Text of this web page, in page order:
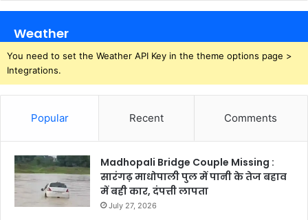
Weather
You need to set the Weather API Key in the theme options page >
Integrations.
Popular Recent Comments
Madhopali Bridge Couple Missing :
सारंगढ़ माधोपाली पुल में पानी के तेज बहाव
में बही कार, दंपत्ती लापता
July 27, 2026